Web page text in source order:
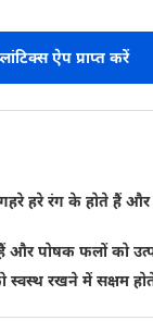
ऐप प्राप्त करें
हरे रंग के होते हैं
हैं और पोषक फलों को
स्वस्थ रखने में सक्षम